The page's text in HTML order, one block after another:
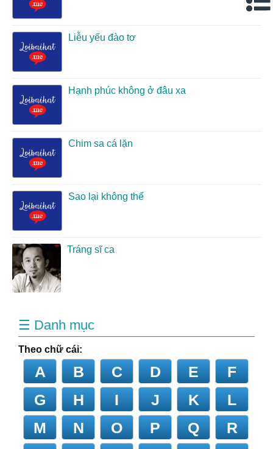
Liễu yếu đào tơ
Hạnh phúc không ở đâu xa
Chim sa cá lặn
Sao lại không thể
Tráng sĩ ca
☰ Danh mục
Theo chữ cái:
A B C D E
F
G
H I J K
L
M
N O P Q
R